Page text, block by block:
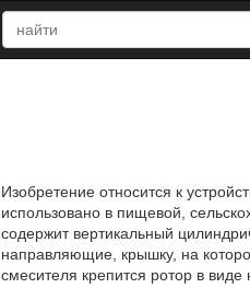
Изобретение относится к
использовано в пищевой,
содержит вертикальный
направляющие, крышку, на
смесителя крепится ротор в